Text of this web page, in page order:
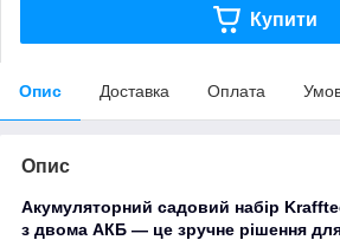
Купити
Опис Доставка Оплата
Опис
Акумуляторний садовий набір
з двома АКБ — це зручне рішення